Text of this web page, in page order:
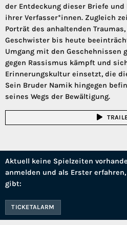
der Entdeckung dieser Briefe
ihrer Verfasser*innen. Zugleich
Porträt des anhaltenden
Geschwister bis heute
Umgang mit den Geschehnissen
gegen Rassismus kämpft und
Erinnerungskultur einsetzt, die
Sein Bruder Namik hingegen
seines Wegs der Bewältigung.
Aktuell keine Spielzeiten
anmelden und als Erster
gibt:
TICKETALARM